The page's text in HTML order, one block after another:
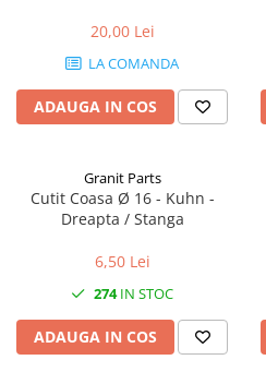
1.5.9. Chiulasa si supape
1.5.10. Distributie si accesorii
1.6.1. Acumulatori
1.6.2. Alternatoare
1.6.3. Instalații de Iluminat
1.6.4. Demaroare
2.5.4. Accesorii insilozare si
malaxoare furaje
BCS
Deutz-Fahr
2.6. Incarcatoare frontale
2.6.2. Piese de schimb si accesorii
20,00 Lei
LA COMANDA
ADAUGA IN COS
Granit Parts
Cutit Coasa Ø 16 - Kuhn -
Dreapta / Stanga
6,50 Lei
274IN STOC
ADAUGA IN COS